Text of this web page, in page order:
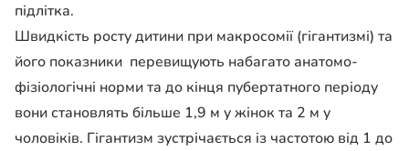
підлітка.
Швидкість росту дитини при макросомії (гігантизмі) та
його показники перевищують набагато анатомо-
фізіологічні норми та до кінця пубертатного періоду
вони становлять більше 1,9 м у жінок та 2 м у
чоловіків. Гігантизм зустрічається із частотою від 1 до